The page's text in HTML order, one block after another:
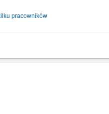
pracowników
Obróbka drewna, sklejki, fornirów